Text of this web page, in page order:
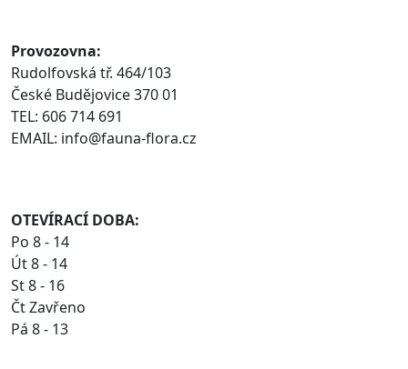
Provozovna:
Rudolfovská tř. 464/103
České Budějovice 370 01
TEL: 606 714 691
EMAIL: info@fauna-flora.cz
OTEVÍRACÍ DOBA:
Po 8 - 14
Út 8 - 14
St 8 - 16
Čt Zavřeno
Pá 8 - 13